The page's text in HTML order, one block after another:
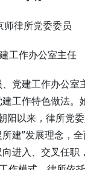
师律所党委委员
工作办公室主任
党建工作办公室
工作特色做法。
阳以来，律所党
建”发展理念，
进入、交叉任职